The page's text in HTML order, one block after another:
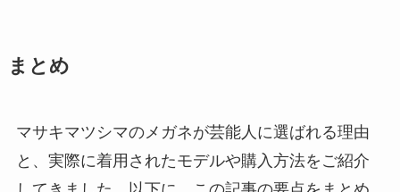
まとめ
マサキマツシマのメガネが芸能人に選ばれる理由
と、実際に着用されたモデルや購入方法をご紹介